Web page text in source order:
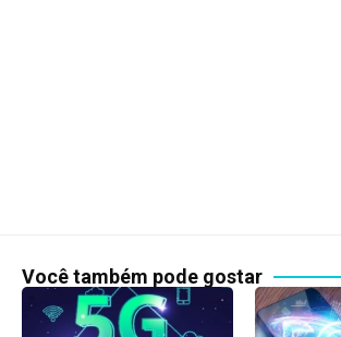
Você também pode gostar